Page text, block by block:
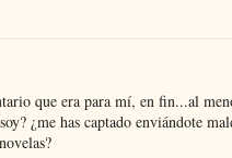
que era para mí, en fin...al
¿me has captado enviándote